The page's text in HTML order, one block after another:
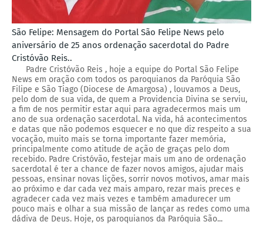
São Felipe: Mensagem do Portal São Felipe News pelo
aniversário de 25 anos ordenação sacerdotal do Padre
Cristóvão Reis..
Padre Cristóvão Reis , hoje a equipe do Portal São Felipe
News em oração com todos os paroquianos da Paróquia São
Filipe e São Tiago (Diocese de Amargosa) , louvamos a Deus,
pelo dom de sua vida, de quem a Providencia Divina se serviu,
a fim de nos permitir estar aqui para agradecermos mais um
ano de sua ordenação sacerdotal. Na vida, há acontecimentos
e datas que não podemos esquecer e no que diz respeito a sua
vocação, muito mais se torna importante fazer memória,
principalmente como atitude de ação de graças pelo dom
recebido. Padre Cristóvão, festejar mais um ano de ordenação
sacerdotal é ter a chance de fazer novos amigos, ajudar mais
pessoas, ensinar novas lições, sorrir novos motivos, amar mais
ao próximo e dar cada vez mais amparo, rezar mais preces e
agradecer cada vez mais vezes e também amadurecer um
pouco mais e olhar a sua missão de lançar as redes como uma
dádiva de Deus. Hoje, os paroquianos da Paróquia São...